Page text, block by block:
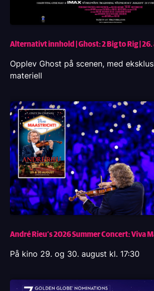
Alternativt innhold | Ghost: 2 Big to Rig |
Opplev Ghost på scenen, med
materiell
André Rieu’s 2026 Summer Concert: Viva
På kino 29. og 30. august kl. 17:30